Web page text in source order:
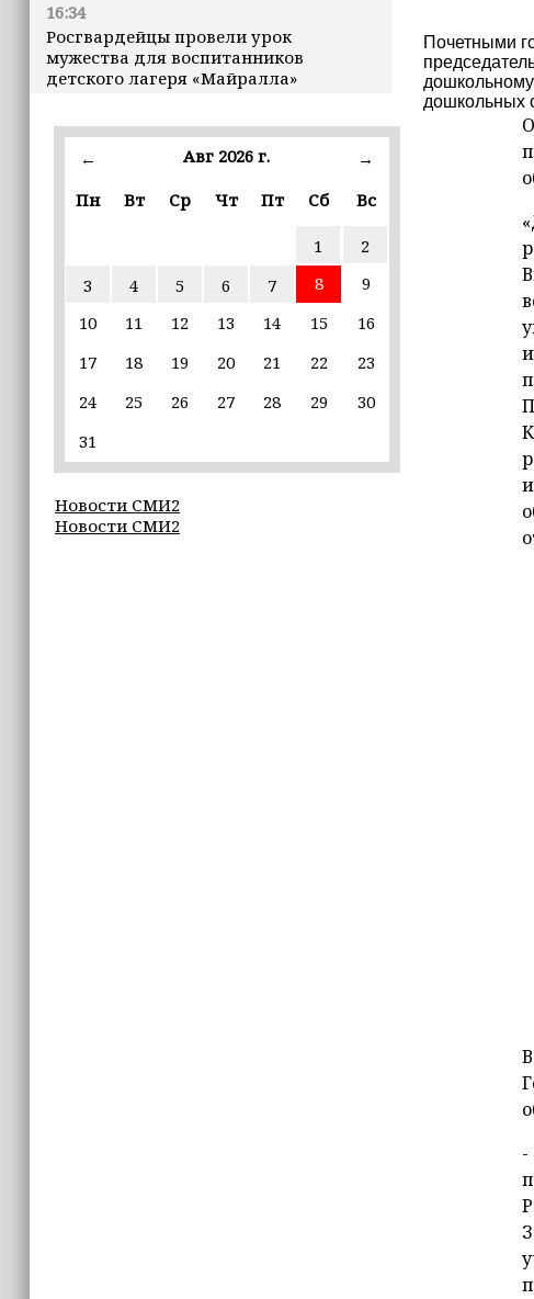
16:34
Росгвардейцы провели урок
мужества для воспитанников
детского лагеря «Майралла»
16:30
Дмитрий Чернышенко: Внутренний
въездной — на 20,1%
Из бюджета Чечни дополнительно
выделено 505 млн рублей
пострадавшим от паводков
15:35
— стать большой
Избирательные участки Шатоя
готовы к приёму голосов
← Авг 2026 г.
→
Пн
Вт Ср Чт Пт Сб Вс
1
2
3
4 5 6 7 8
9
10
11 12 13 14 15
16
17
18 19 20 21 22
23
24
25 26 27 28 29
30
31
Новости СМИ2
Новости СМИ2
Почетными
дошкольных
-